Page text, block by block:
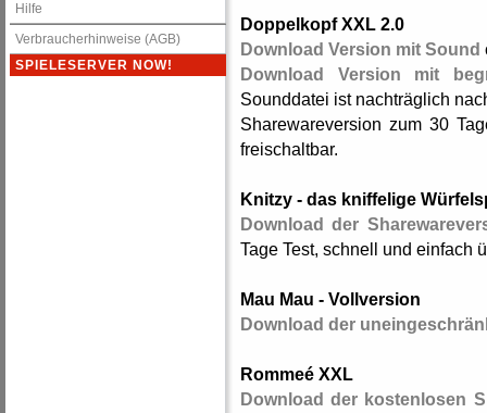
Hilfe
Verbraucherhinweise (AGB)
SPIELESERVER NOW!
Doppelkopf XXL 2.0
Download Version mit Sound
Download Version mit
Sounddatei ist nachträglich
Sharewareversion zum 30
freischaltbar.
Knitzy - das kniffelige
Download der
Tage Test, schnell und einfach
Mau Mau - Vollversion
Download der
Rommeé XXL
Download der kostenlosen